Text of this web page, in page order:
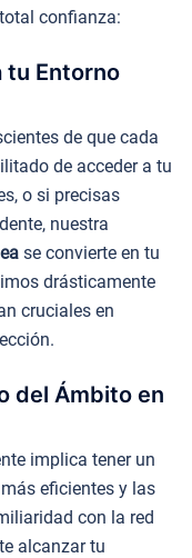
confianza:
tu Entorno
de que cada
de acceder a tu
o si precisas
nuestra
se convierte en tu
drásticamente
cruciales en
del Ámbito en
implica tener un
eficientes y las
con la red
alcanzar tu